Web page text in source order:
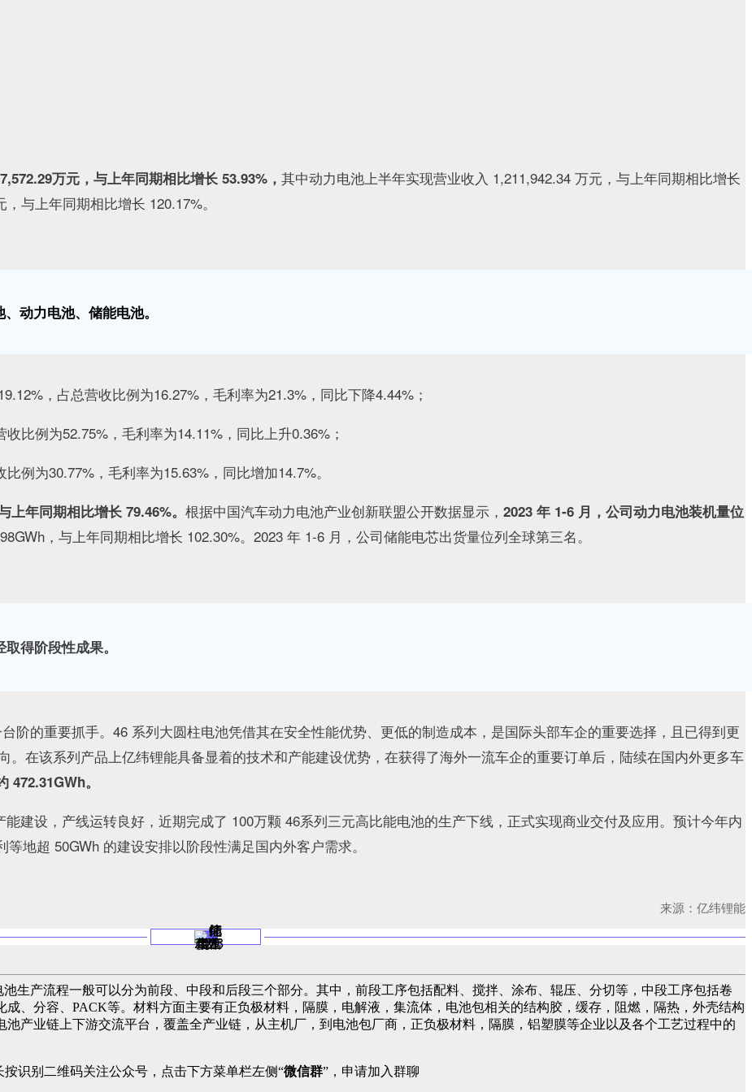
万元，与上年同期相比增长 53.93%， 其中动力电池上半年实现营业收入 1,211,942.34 万元，与上年同期相比增长
与上年同期相比增长 120.17%。
动力电池、储能电池。
，占总营收比例为16.27%，毛利率为21.3%，同比下降4.44%；
比例为52.75%，毛利率为14.11%，同比上升0.36%；
例为30.77%，毛利率为15.63%，同比增加14.7%。
年同期相比增长 79.46%。 根据中国汽车动力电池产业创新联盟公开数据显示， 2023 年 1-6 月 ，公司动力电池装机量位
，与上年同期相比增长 102.30%。2023 年 1-6 月，公司储能电芯出货量位列全球第三名。
得阶段性成果。
阶的重要抓手。46 系列大圆柱电池凭借其在安全性能优势、更低的制造成本，是国际头部车企的重要选择，且已得到更
。在该系列产品上亿纬锂能具备显着的技术和产能建设优势，在获得了海外一流车企的重要订单后，陆续在国内外更多车
472.31GWh。
建设，产线运转良好，近期完成了 100万颗 46系列三元高比能电池的生产下线，正式实现商业交付及应用。预计今年内
地超 50GWh 的建设安排以阶段性满足国内外客户需求。
来源：亿纬锂能
生产流程一般可以分为前段、中段和后段三个部分。其中，前段工序包括配料、搅拌、涂布、辊压、分切等，中段工序包括卷
、分容、PACK等。材料方面主要有正负极材料，隔膜，电解液，集流体，电池包相关的结构胶，缓存，阻燃，隔热，外壳结构
产业链上下游交流平台，覆盖全产业链，从主机厂，到电池包厂商，正负极材料，隔膜，铝塑膜等企业以及各个工艺过程中的
按识别二维码关注公众号，点击下方菜单栏左侧“微信群”，申请加入群聊